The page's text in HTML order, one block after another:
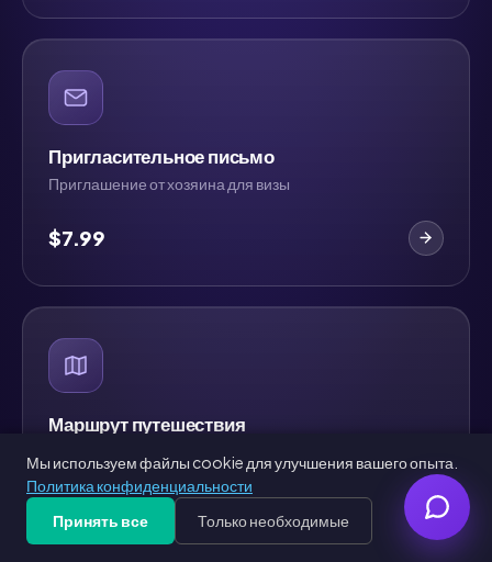
Пригласительное письмо
Приглашение от хозяина для визы
$7.99
Маршрут путешествия
$7.99
Мы используем файлы cookie для улучшения вашего опыта.
Политика конфиденциальности
Принять все
Только необходимые